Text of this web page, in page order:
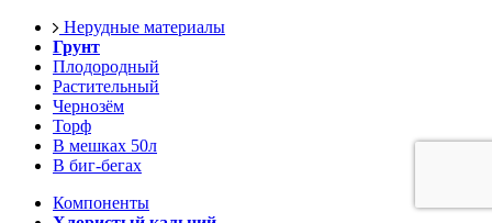
Нерудные материалы
Грунт
Плодородный
Растительный
Чернозём
Торф
В мешках 50л
В биг-бегах
Компоненты